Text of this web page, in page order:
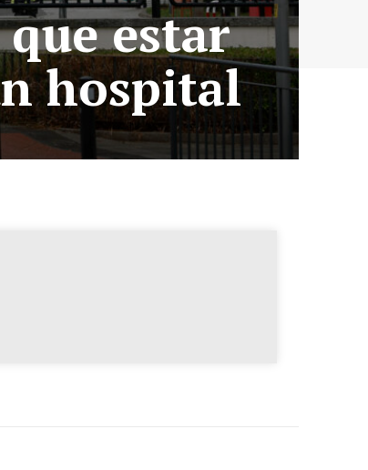
estar
hospital